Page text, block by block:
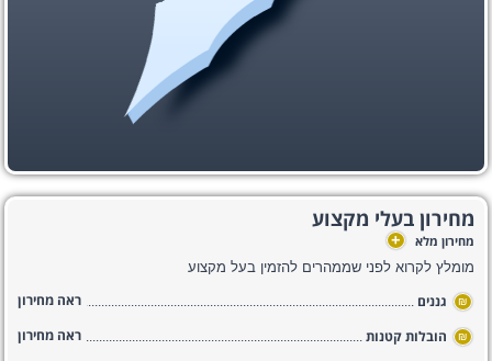
מחירון בעלי מקצוע
מחירון מלא +
מומלץ לקרוא לפני שממהרים להזמין בעל מקצוע
₪ גננים ראה מחירון
₪ הובלות קטנות ראה מחירון